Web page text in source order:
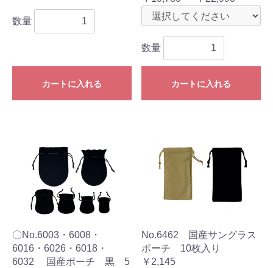
数量
カートに入れる
数量
カートに入れる
〇No.6003・6008・
6016・6026・6018・
6032 国産ポーチ 黒 5
No.6462 国産サングラス
ポーチ 10枚入り
￥2,145